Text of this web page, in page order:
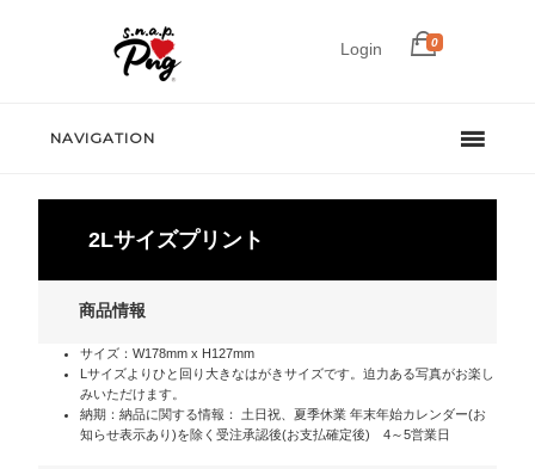
Login 0
NAVIGATION
2Lサイズプリント
商品情報
サイズ：W178mm x H127mm
Lサイズよりひと回り大きなはがきサイズです。迫力ある写真がお楽し
みいただけます。
納期：納品に関する情報： 土日祝、夏季休業 年末年始カレンダー(お
知らせ表示あり)を除く受注承認後(お支払確定後) 4～5営業日